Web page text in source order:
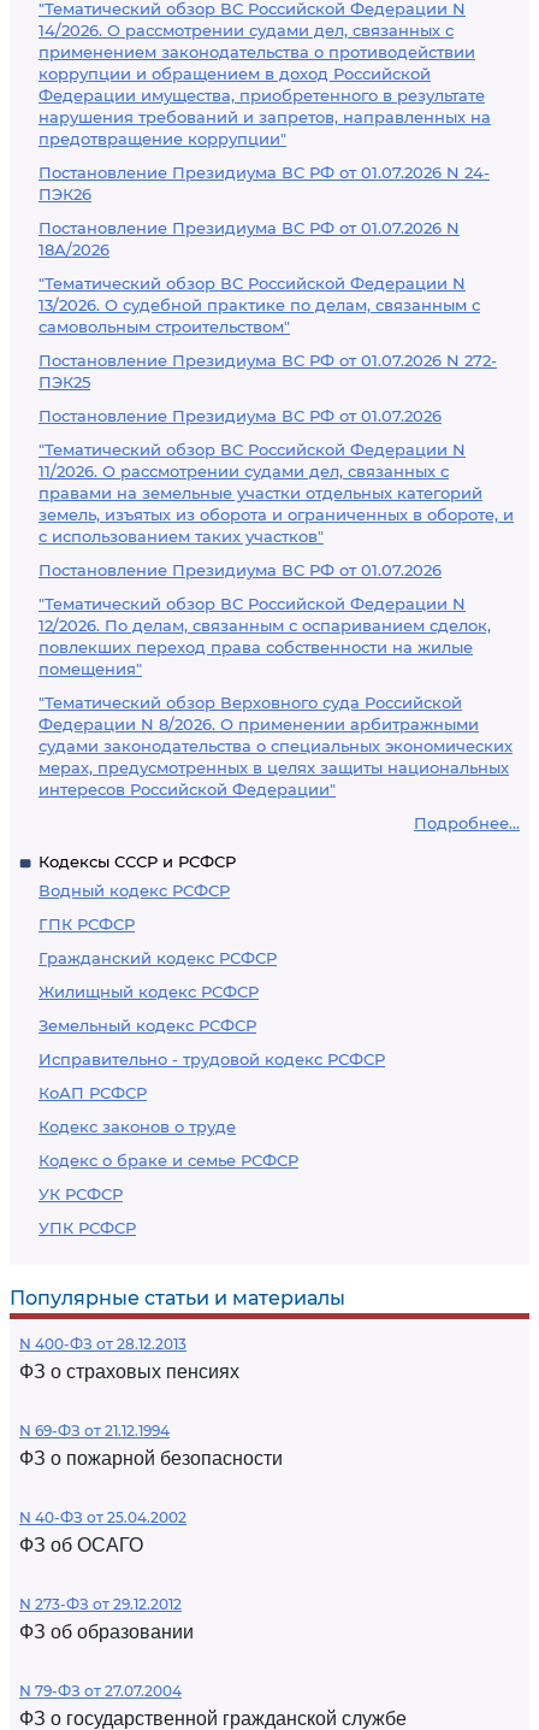
"Тематический обзор ВС Российской Федерации N
14/2026. О рассмотрении судами дел, связанных с
применением законодательства о противодействии
коррупции и обращением в доход Российской
Федерации имущества, приобретенного в результате
нарушения требований и запретов, направленных на
предотвращение коррупции"
Постановление Президиума ВС РФ от 01.07.2026 N 24-
ПЭК26
Постановление Президиума ВС РФ от 01.07.2026 N
18А/2026
"Тематический обзор ВС Российской Федерации N
13/2026. О судебной практике по делам, связанным с
самовольным строительством"
Постановление Президиума ВС РФ от 01.07.2026 N 272-
ПЭК25
Постановление Президиума ВС РФ от 01.07.2026
"Тематический обзор ВС Российской Федерации N
11/2026. О рассмотрении судами дел, связанных с
правами на земельные участки отдельных категорий
земель, изъятых из оборота и ограниченных в обороте, и
с использованием таких участков"
Постановление Президиума ВС РФ от 01.07.2026
"Тематический обзор ВС Российской Федерации N
12/2026. По делам, связанным с оспариванием сделок,
повлекших переход права собственности на жилые
помещения"
"Тематический обзор Верховного суда Российской
Федерации N 8/2026. О применении арбитражными
судами законодательства о специальных экономических
мерах, предусмотренных в целях защиты национальных
интересов Российской Федерации"
Подробнее...
Кодексы СССР и РСФСР
Водный кодекс РСФСР
ГПК РСФСР
Гражданский кодекс РСФСР
Жилищный кодекс РСФСР
Земельный кодекс РСФСР
Исправительно - трудовой кодекс РСФСР
КоАП РСФСР
Кодекс законов о труде
Кодекс о браке и семье РСФСР
УК РСФСР
УПК РСФСР
Популярные статьи и материалы
N 400-ФЗ от 28.12.2013
ФЗ о страховых пенсиях
N 69-ФЗ от 21.12.1994
ФЗ о пожарной безопасности
N 40-ФЗ от 25.04.2002
ФЗ об ОСАГО
N 273-ФЗ от 29.12.2012
ФЗ об образовании
N 79-ФЗ от 27.07.2004
ФЗ о государственной гражданской службе